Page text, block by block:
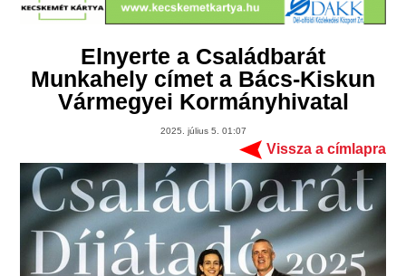
Elnyerte a Családbarát
Munkahely címet a Bács-Kiskun
Vármegyei Kormányhivatal
2025. július 5. 01:07
Vissza a címlapra